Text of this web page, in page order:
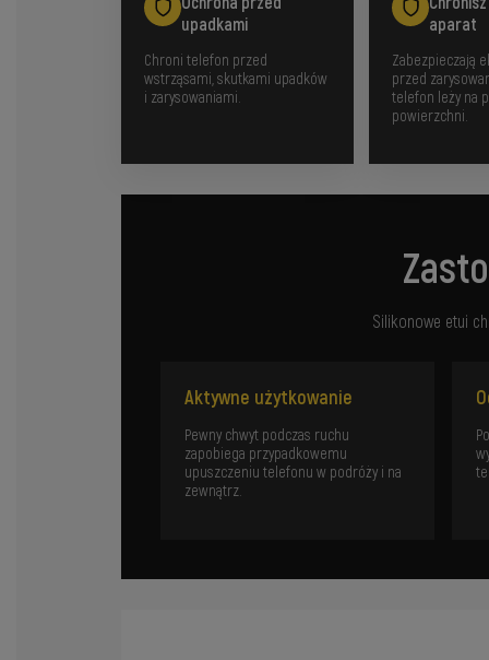
upadkami
Chroni telefon przed
wstrząsami, skutkami upadków
i zarysowaniami.
aparat
Zabezpieczają
przed
telefon leży na
powierzchni.
Silikonowe etui
Aktywne użytkowanie
Pewny chwyt podczas ruchu
zapobiega przypadkowemu
upuszczeniu telefonu w podróży i na
zewnątrz.